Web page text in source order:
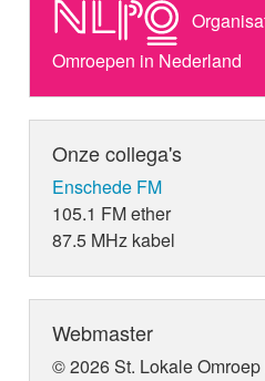
Omroepen in Nederland
Onze collega's
Enschede FM
105.1 FM ether
87.5 MHz kabel
Webmaster
© 2026 St. Lokale